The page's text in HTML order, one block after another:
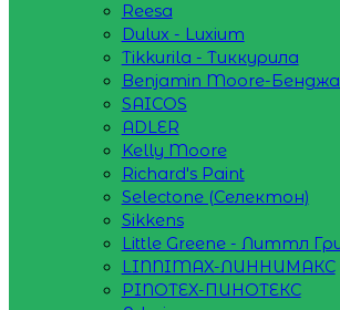
Reesa
Dulux - Luxium
Tikkurila - Тиккурила
Benjamin Moore-
SAICOS
ADLER
Kelly Moore
Richard's Paint
Selectone (Селектон)
Sikkens
Little Greene - Литтл
LINNIMAX-ЛИННИМАКС
PINOTEX-ПИНОТЕКС